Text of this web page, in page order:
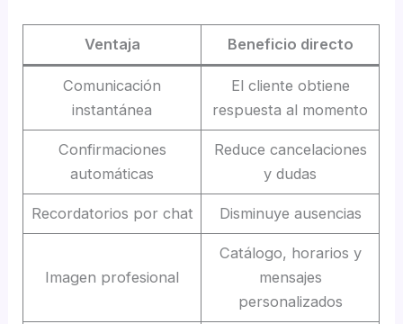
Ventaja Beneficio directo
Comunicación
instantánea
El cliente obtiene
respuesta al momento
Confirmaciones
automáticas
Reduce cancelaciones
y dudas
Recordatorios por chat Disminuye ausencias
Imagen profesional
Catálogo, horarios y
mensajes
personalizados